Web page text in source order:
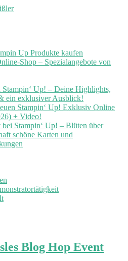
Up Produkte kaufen
Shop – Spezialangebote von
Up! – Deine Highlights,
ein exklusiver Ausblick!
Stampin‘ Up! Exklusiv Online
+ Video!
bei Stampin‘ Up! – Blüten über
schöne Karten und
Blog Hop Event